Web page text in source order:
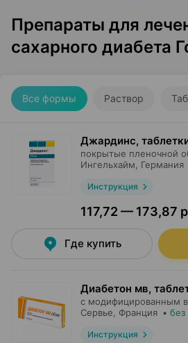
Препараты для
сахарного диабета
Все формы Раствор
Джардинс,
покрытые пленочной
Ингельхайм , Германия
Инструкция
117,72 — 173,87
Где купить
Диабетон мв,
с модифицированным
Сервье , Франция • без
Инструкция